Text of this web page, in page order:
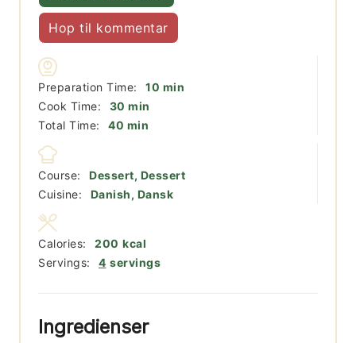
Hop til kommentar
Preparation Time: 10 minutter
min
Cook Time:
30 minutter
min
Total Time:
40 minutter
min
Course:
Dessert, Dessert
Cuisine:
Danish, Dansk
Servings: 4 servings
Calories: 200 kcal
Ingredienser